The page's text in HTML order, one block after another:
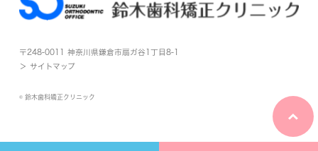
〒248-0011 神奈川県鎌倉市扇ガ谷1丁目8-1
＞ サイトマップ
© 鈴木歯科矯正クリニック